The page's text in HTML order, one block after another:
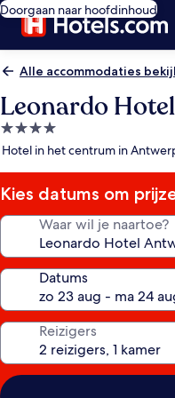
Doorgaan naar hoofdinhoud
Alle accommodaties
Leonardo
4.0-
sterrenaccommodatie
Hotel in het centrum in
Kies datums om
Waar wil je naartoe?
Datums
Reizigers